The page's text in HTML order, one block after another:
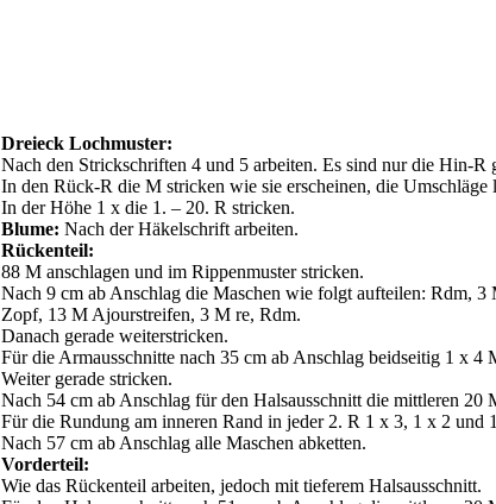
Dreieck Lochmuster:
Nach den Strickschriften 4 und 5 arbeiten. Es sind nur die Hin-R
In den Rück-R die M stricken wie sie erscheinen, die Umschläge
In der Höhe 1 x die 1. – 20. R stricken.
Blume: Nach der Häkelschrift arbeiten.
Rückenteil:
88 M anschlagen und im Rippenmuster stricken.
Nach 9 cm ab Anschlag die Maschen wie folgt aufteilen: Rdm,
Zopf, 13 M Ajourstreifen, 3 M re, Rdm.
Danach gerade weiterstricken.
Für die Armausschnitte nach 35 cm ab Anschlag beidseitig 1 x
Weiter gerade stricken.
Nach 54 cm ab Anschlag für den Halsausschnitt die mittleren 20
Für die Rundung am inneren Rand in jeder 2. R 1 x 3, 1 x 2 und
Nach 57 cm ab Anschlag alle Maschen abketten.
Vorderteil:
Wie das Rückenteil arbeiten, jedoch mit tieferem Halsausschnitt.